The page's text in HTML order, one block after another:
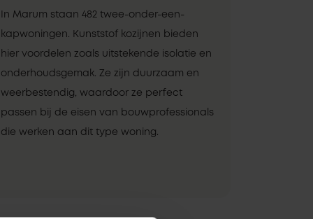
In Marum staan 482 twee-onder-een-
kapwoningen. Kunststof kozijnen bieden
hier voordelen zoals uitstekende isolatie en
onderhoudsgemak. Ze zijn duurzaam en
weerbestendig, waardoor ze perfect
passen bij de eisen van bouwprofessionals
die werken aan dit type woning.